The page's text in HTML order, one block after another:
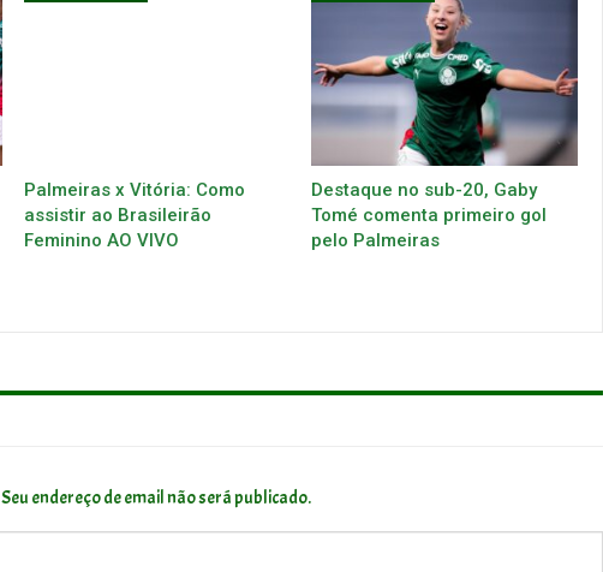
Palmeiras x Vitória: Como
assistir ao Brasileirão
Feminino AO VIVO
Destaque no sub-20, Gaby
Tomé comenta primeiro gol
pelo Palmeiras
Seu endereço de email não será publicado.